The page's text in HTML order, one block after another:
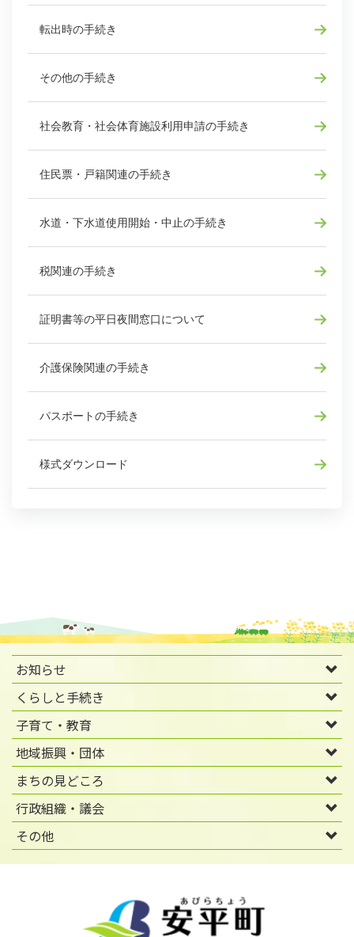
転出時の手続き
その他の手続き
社会教育・社会体育施設利用申請の手続き
住民票・戸籍関連の手続き
水道・下水道使用開始・中止の手続き
税関連の手続き
証明書等の平日夜間窓口について
介護保険関連の手続き
パスポートの手続き
様式ダウンロード
お知らせ
くらしと手続き
子育て・教育
地域振興・団体
まちの見どころ
行政組織・議会
その他